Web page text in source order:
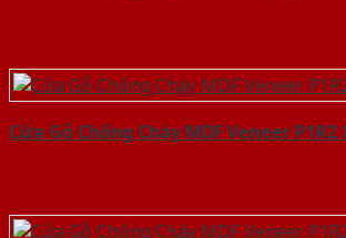
Cửa Gỗ Chống Cháy MDF Veneer